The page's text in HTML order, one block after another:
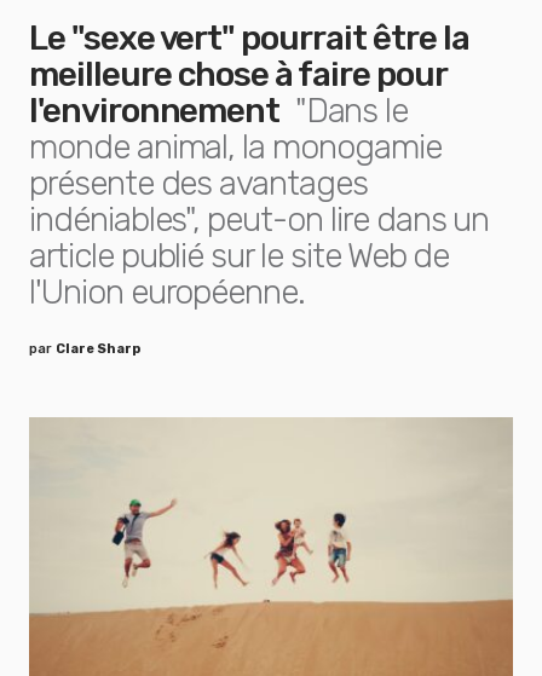
Le "sexe vert" pourrait être la
meilleure chose à faire pour
l'environnement "Dans le
monde animal, la monogamie
présente des avantages
indéniables", peut-on lire dans un
article publié sur le site Web de
l'Union européenne.
par Clare Sharp